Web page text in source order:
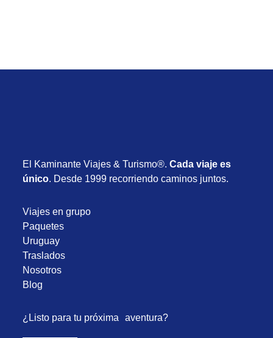
El Kaminante Viajes & Turismo®.Cada viaje es
único. Desde 1999 recorriendo caminos juntos.
Viajes en grupo
Paquetes
Uruguay
Traslados
Nosotros
Blog
¿Listo para tu próxima aventura?